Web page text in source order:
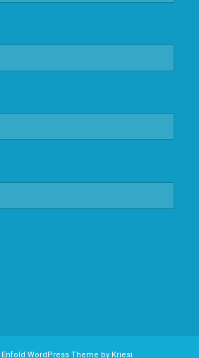
Enfold WordPress Theme by Kriesi